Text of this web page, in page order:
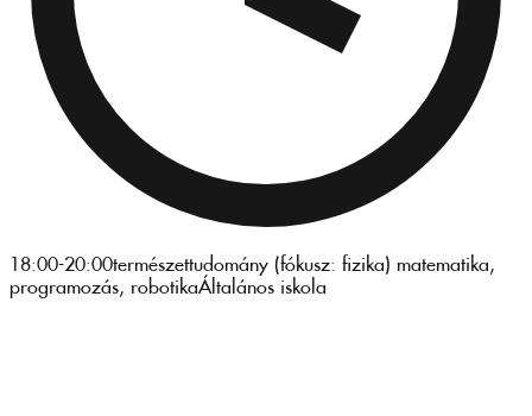
18:00-20:00természettudomány (fókusz: fizika) matematika,
programozás, robotikaÁltalános iskola